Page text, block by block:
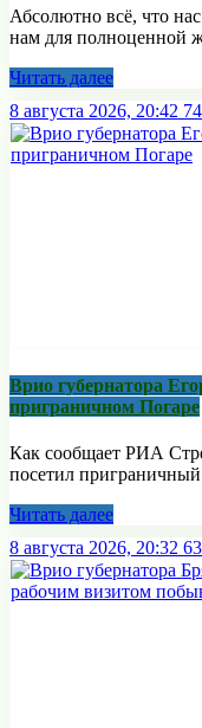
Абсолютно всё, что
нам для полноценной
Читать далее
8 августа 2026, 20:42 74
Врио губернатора
приграничном Погаре
Как сообщает РИА
посетил
Читать далее
8 августа 2026, 20:32 63